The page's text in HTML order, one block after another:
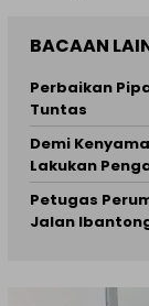
BACAAN
Perbaikan
Tuntas
Demi
Lakukan
Petugas
Jalan